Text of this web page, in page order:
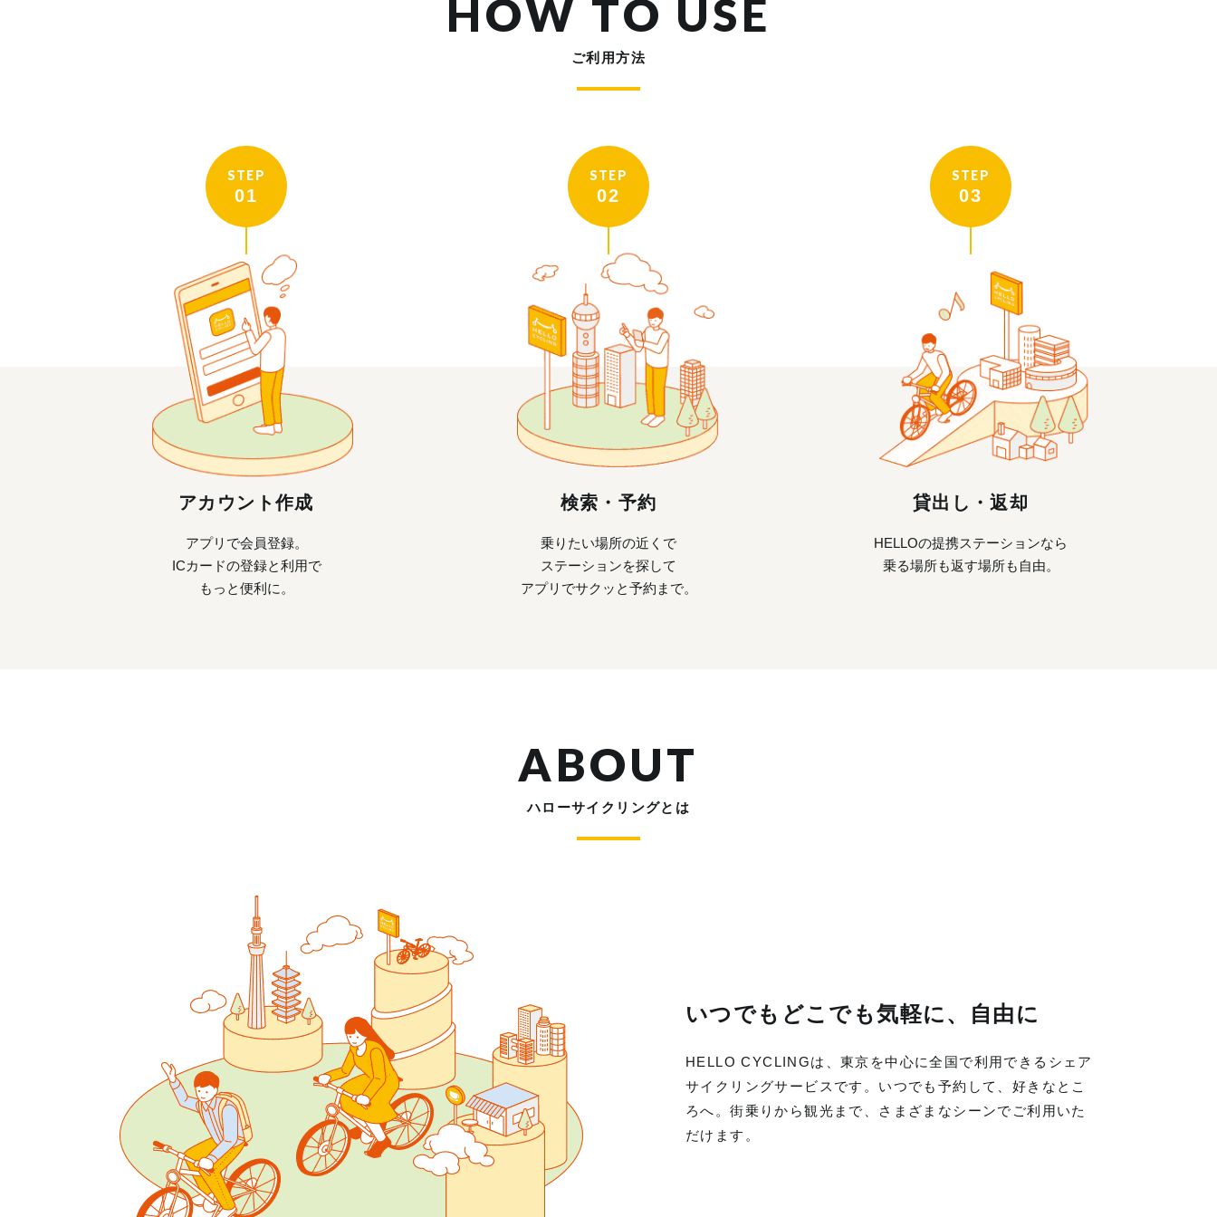
HOW TO USE
ご利用方法
STEP
01
アカウント作成
アプリで会員登録。
ICカードの登録と利用で
もっと便利に。
STEP
02
検索・予約
乗りたい場所の近くで
ステーションを探して
アプリでサクッと予約まで。
STEP
03
貸出し・返却
HELLOの提携ステーションなら
乗る場所も返す場所も自由。
ABOUT
ハローサイクリングとは
いつでもどこでも気軽に、自由に
HELLO CYCLINGは、東京を中心に全国で利用できるシェア
サイクリングサービスです。いつでも予約して、好きなとこ
ろへ。街乗りから観光まで、さまざまなシーンでご利用いた
だけます。